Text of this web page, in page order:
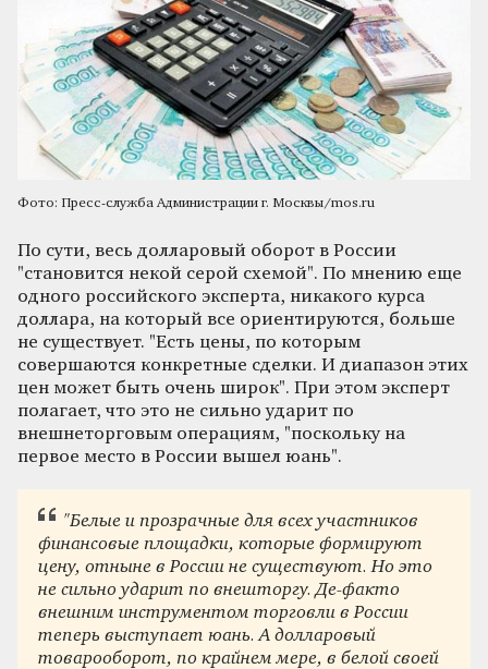
Фото: Пресс-служба Администрации г. Москвы/mos.ru
По сути, весь долларовый оборот в России
"становится некой серой схемой". По мнению еще
одного российского эксперта, никакого курса
доллара, на который все ориентируются, больше
не существует. "Есть цены, по которым
совершаются конкретные сделки. И диапазон этих
цен может быть очень широк". При этом эксперт
полагает, что это не сильно ударит по
внешнеторговым операциям, "поскольку на
первое место в России вышел юань".
"Белые и прозрачные для всех участников
финансовые площадки, которые формируют
цену, отныне в России не существуют. Но это
не сильно ударит по внешторгу. Де-факто
внешним инструментом торговли в России
теперь выступает юань. А долларовый
товарооборот, по крайнем мере, в белой своей